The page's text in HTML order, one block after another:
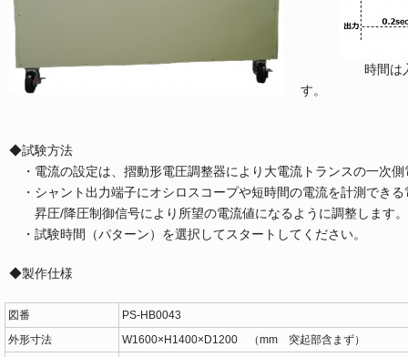
時間は入力周
す。
◆試験方法
・電流の設定は、摺動形電圧調整器により大電流トランスの一次
・シャント出力端子にオシロスコープや短時間の電流を計測できる
昇圧/降圧制御信号により所望の電流値になるように調整します。
・試験時間（パターン）を選択してスタートしてください。
◆製作仕様
図番
PS-HB0043
外形寸法
W1600×H1400×D1200 （mm 突起部含まず）